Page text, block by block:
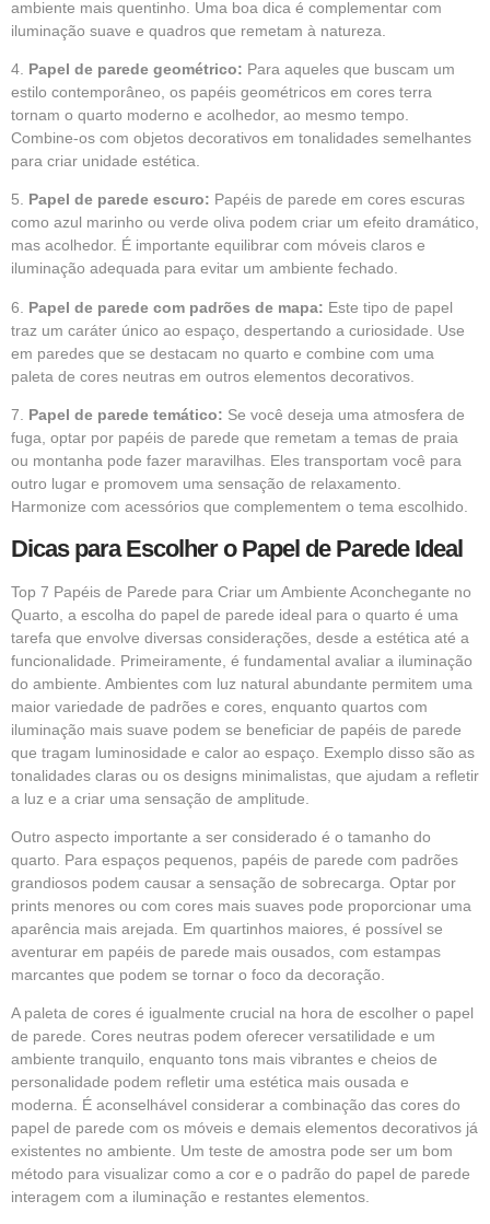
ambiente mais quentinho. Uma boa dica é complementar com
iluminação suave e quadros que remetam à natureza.
4. Papel de parede geométrico: Para aqueles que buscam um
estilo contemporâneo, os papéis geométricos em cores terra
tornam o quarto moderno e acolhedor, ao mesmo tempo.
Combine-os com objetos decorativos em tonalidades semelhantes
para criar unidade estética.
5. Papel de parede escuro: Papéis de parede em cores escuras
como azul marinho ou verde oliva podem criar um efeito dramático,
mas acolhedor. É importante equilibrar com móveis claros e
iluminação adequada para evitar um ambiente fechado.
6. Papel de parede com padrões de mapa: Este tipo de papel
traz um caráter único ao espaço, despertando a curiosidade. Use
em paredes que se destacam no quarto e combine com uma
paleta de cores neutras em outros elementos decorativos.
7. Papel de parede temático: Se você deseja uma atmosfera de
fuga, optar por papéis de parede que remetam a temas de praia
ou montanha pode fazer maravilhas. Eles transportam você para
outro lugar e promovem uma sensação de relaxamento.
Harmonize com acessórios que complementem o tema escolhido.
Dicas para Escolher o Papel de Parede Ideal
Top 7 Papéis de Parede para Criar um Ambiente Aconchegante no
Quarto, a escolha do papel de parede ideal para o quarto é uma
tarefa que envolve diversas considerações, desde a estética até a
funcionalidade. Primeiramente, é fundamental avaliar a iluminação
do ambiente. Ambientes com luz natural abundante permitem uma
maior variedade de padrões e cores, enquanto quartos com
iluminação mais suave podem se beneficiar de papéis de parede
que tragam luminosidade e calor ao espaço. Exemplo disso são as
tonalidades claras ou os designs minimalistas, que ajudam a refletir
a luz e a criar uma sensação de amplitude.
Outro aspecto importante a ser considerado é o tamanho do
quarto. Para espaços pequenos, papéis de parede com padrões
grandiosos podem causar a sensação de sobrecarga. Optar por
prints menores ou com cores mais suaves pode proporcionar uma
aparência mais arejada. Em quartinhos maiores, é possível se
aventurar em papéis de parede mais ousados, com estampas
marcantes que podem se tornar o foco da decoração.
A paleta de cores é igualmente crucial na hora de escolher o papel
de parede. Cores neutras podem oferecer versatilidade e um
ambiente tranquilo, enquanto tons mais vibrantes e cheios de
personalidade podem refletir uma estética mais ousada e
moderna. É aconselhável considerar a combinação das cores do
papel de parede com os móveis e demais elementos decorativos já
existentes no ambiente. Um teste de amostra pode ser um bom
método para visualizar como a cor e o padrão do papel de parede
interagem com a iluminação e restantes elementos.